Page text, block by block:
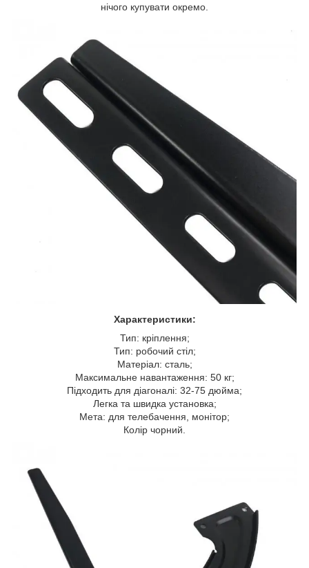
нічого купувати окремо.
Характеристики:
Тип: кріплення;
Тип: робочий стіл;
Матеріал: сталь;
Максимальне навантаження: 50 кг;
Підходить для діагоналі: 32-75 дюйма;
Легка та швидка установка;
Мета: для телебачення, монітор;
Колір чорний.